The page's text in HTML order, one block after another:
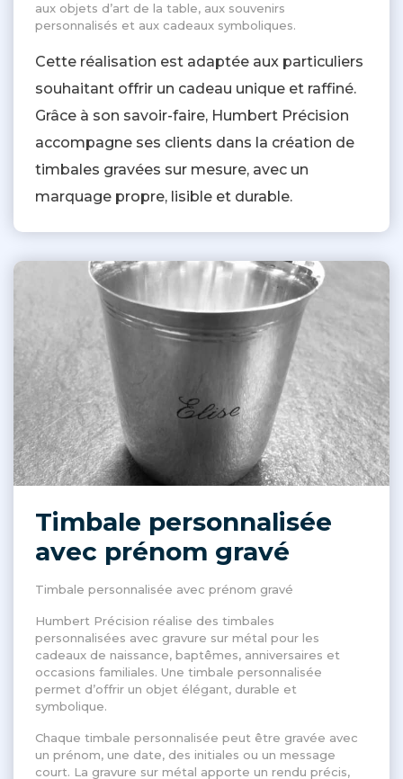
aux objets d’art de la table, aux souvenirs
personnalisés et aux cadeaux symboliques.
Cette réalisation est adaptée aux particuliers
souhaitant offrir un cadeau unique et raffiné.
Grâce à son savoir-faire, Humbert Précision
accompagne ses clients dans la création de
timbales gravées sur mesure, avec un
marquage propre, lisible et durable.
Timbale personnalisée
avec prénom gravé
Timbale personnalisée avec prénom gravé
Humbert Précision réalise des timbales
personnalisées avec gravure sur métal pour les
cadeaux de naissance, baptêmes, anniversaires et
occasions familiales. Une timbale personnalisée
permet d’offrir un objet élégant, durable et
symbolique.
Chaque timbale personnalisée peut être gravée avec
un prénom, une date, des initiales ou un message
court. La gravure sur métal apporte un rendu précis,